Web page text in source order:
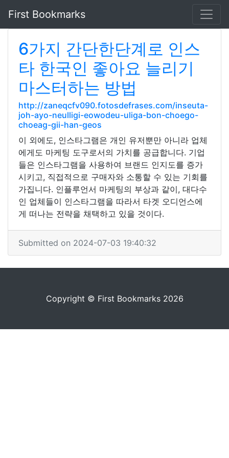
First Bookmarks
6가지 간단한단계로 인스
타 한국인 좋아요 늘리기
마스터하는 방법
http://zaneqcfv090.fotosdefrases.com/inseuta-
joh-ayo-neulligi-eowodeu-uliga-bon-choego-
choeag-gii-han-geos
이 외에도, 인스타그램은 개인 유저뿐만 아니라 업체
에게도 마케팅 도구로서의 가치를 공급합니다. 기업
들은 인스타그램을 사용하여 브랜드 인지도를 증가
시키고, 직접적으로 구매자와 소통할 수 있는 기회를
가집니다. 인플루언서 마케팅의 부상과 같이, 대다수
인 업체들이 인스타그램을 따라서 타겟 오디언스에
게 떠나는 전략을 채택하고 있을 것이다.
Submitted on 2024-07-03 19:40:32
Copyright © First Bookmarks 2026